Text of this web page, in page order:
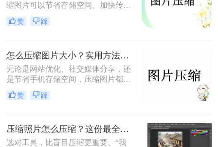
缩图片可以节省存储空间、加快传输
速度或适应社交媒体、邮件等平台的
文件大小限制。那么图片怎么压缩
赞 踩
怎么压缩图片大小？实用方法分享（覆盖6种场景+参数优化+避坑技巧）！
无论是网站优化、社交媒体分享，还
是节省手机存储空间，压缩图片都是
刚需。那么怎么压缩图片大小呢？本
文从零基础小白到技术开发者，系统
赞 踩
压缩照片怎么压缩？这份最全压缩指南，小白也能轻松降80%！
选对工具，比盲目压缩更重要。“我